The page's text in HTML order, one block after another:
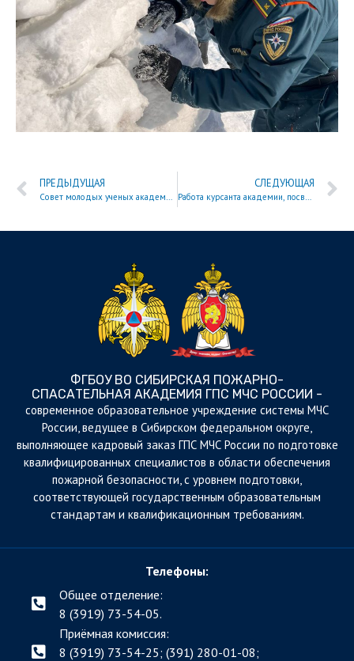
ПРЕДЫДУЩАЯ
Совет молодых ученых академии провел первое межвузовское заседание
СЛЕДУЮЩАЯ
Работа курсанта академии, посвященная прогнозированию лесных пожаров, признана лучшей на региональном научном конкурсе
ФГБОУ ВО СИБИРСКАЯ ПОЖАРНО-
СПАСАТЕЛЬНАЯ АКАДЕМИЯ ГПС МЧС РОССИИ -
cовременное образовательное учреждение системы МЧС
России, ведущее в Сибирском федеральном округе,
выполняющее кадровый заказ ГПС МЧС России по подготовке
квалифицированных специалистов в области обеспечения
пожарной безопасности, с уровнем подготовки,
соответствующей государственным образовательным
стандартам и квалификационным требованиям.
Телефоны:
Общее отделение:
8 (3919) 73-54-05.
Приёмная комиссия:
8 (3919) 73-54-25; (391) 280-01-08;